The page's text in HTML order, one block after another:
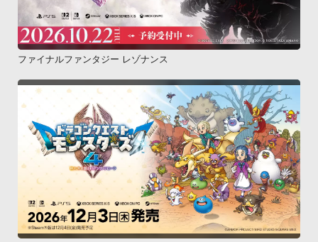
ファイナルファンタジー レゾナンス